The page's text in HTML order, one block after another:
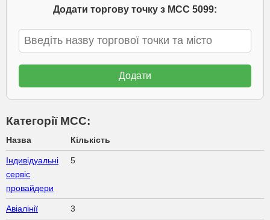
Додати торгову точку з МСС 5099:
Категорії МСС:
Назва Кількість
Індивідуальні
сервіс
провайдери
5
Авіалінії 3